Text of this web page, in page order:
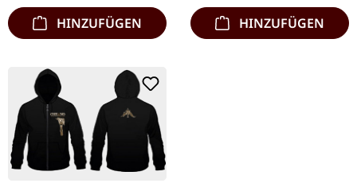
HINZUFÜGEN HINZUFÜGEN